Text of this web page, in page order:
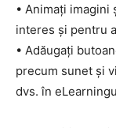
• Animați
interes și pentru
• Adăugați
precum sunet și
dvs. în